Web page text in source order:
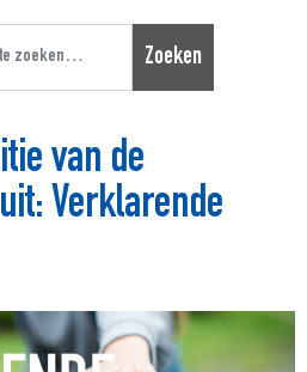
Zoeken
van de
Verklarende